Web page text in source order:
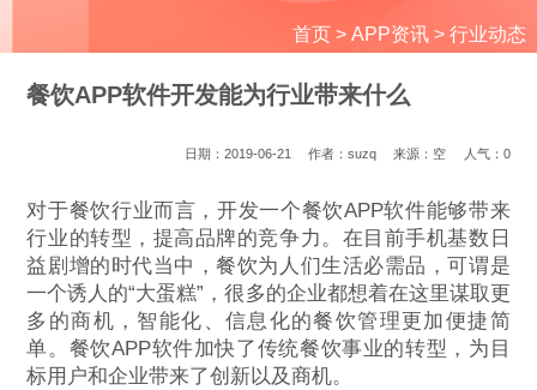
首页> APP资讯> 行业动态
餐饮APP软件开发能为行业带来什么
日期：2019-06-21 作者：suzq 来源：空 人气： 0
对于餐饮行业而言，开发一个餐饮APP软件能够带来
行业的转型，提高品牌的竞争力。在目前手机基数日
益剧增的时代当中，餐饮为人们生活必需品，可谓是
一个诱人的“大蛋糕”，很多的企业都想着在这里谋取更
多的商机，智能化、信息化的餐饮管理更加便捷简
单。餐饮APP软件加快了传统餐饮事业的转型，为目
标用户和企业带来了创新以及商机。